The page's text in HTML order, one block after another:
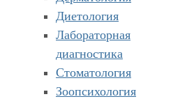
Диетология
Лабораторная
диагностика
Стоматология
Зоопсихология